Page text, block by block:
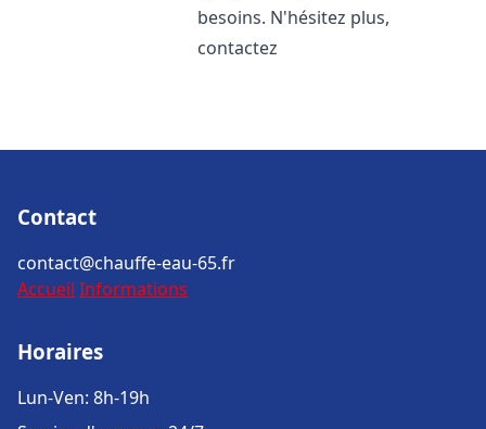
besoins. N'hésitez plus,
contactez
Contact
contact@chauffe-eau-65.fr
Accueil Informations
Horaires
Lun-Ven: 8h-19h